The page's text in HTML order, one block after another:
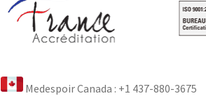
Medespoir Canada : +1 437-880-3675